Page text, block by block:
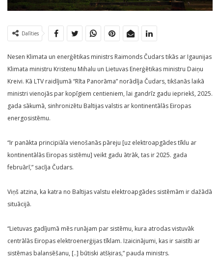
Dalīties
Nesen Klimata un enerģētikas ministrs Raimonds Čudars tikās ar Igaunijas
Klimata ministru Kristenu Mihalu un Lietuvas Enerģētikas ministru Daiņu
Kreivi. Kā LTV raidījumā “Rīta Panorāma” norādīja Čudars, tikšanās laikā
ministri vienojās par kopīgiem centieniem, lai gandrīz gadu iepriekš, 2025.
gada sākumā, sinhronizētu Baltijas valstis ar kontinentālās Eiropas
energosistēmu.
“Ir panākta principiāla vienošanās pāreju [uz elektroapgādes tīklu ar
kontinentālās Eiropas sistēmu] veikt gadu ātrāk, tas ir 2025. gada
februārī,” sacīja Čudars.
Viņš atzina, ka katra no Baltijas valstu elektroapgādes sistēmām ir dažādā
situācijā.
“Lietuvas gadījumā mēs runājam par sistēmu, kura atrodas vistuvāk
centrālās Eiropas elektroenerģijas tīklam. Izaicinājumi, kas ir saistīti ar
sistēmas balansēšanu, [..] būtiski atšķiras,” pauda ministrs.